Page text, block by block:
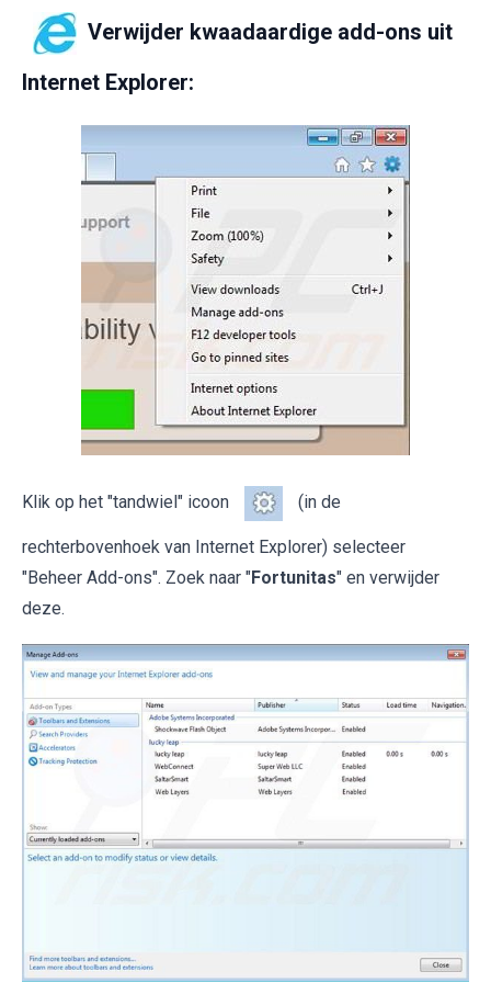
Verwijder kwaadaardige add-ons uit
Internet Explorer:
Klik op het "tandwiel" icoon (in de
rechterbovenhoek van Internet Explorer) selecteer
"Beheer Add-ons". Zoek naar "Fortunitas" en verwijder
deze.